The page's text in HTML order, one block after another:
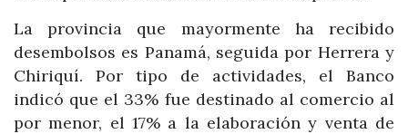
La provincia que mayormente ha recibido
desembolsos es Panamá, seguida por Herrera y
Chiriquí. Por tipo de actividades, el Banco
indicó que el 33% fue destinado al comercio al
por menor, el 17% a la elaboración y venta de